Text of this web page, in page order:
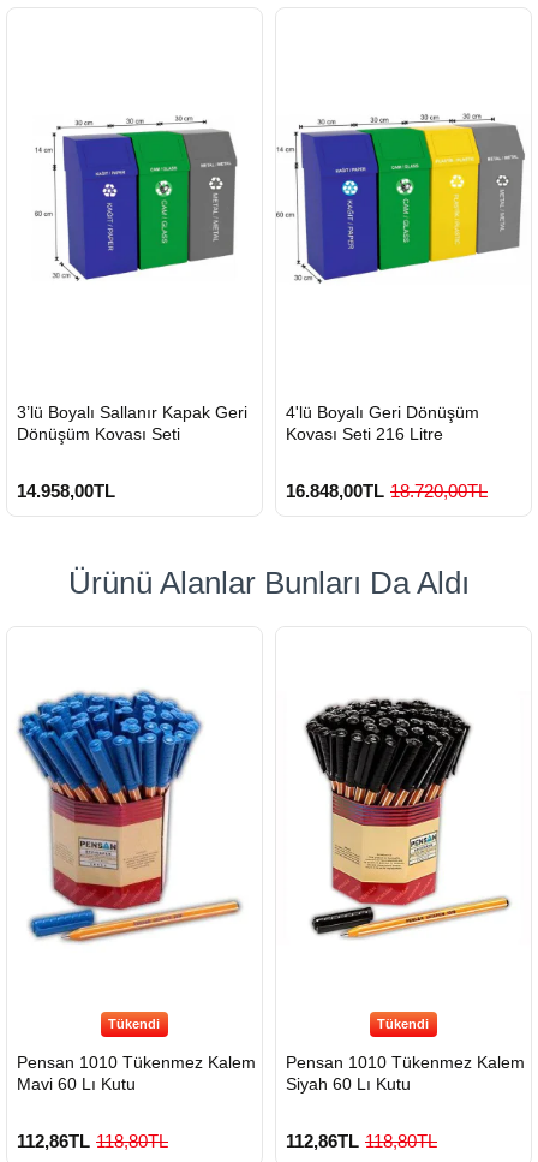
GÖNDERİ
3’lü Boyalı Sallanır Kapak Geri
Dönüşüm Kovası Seti
14.958,00TL
GÖNDERİ
4'lü Boyalı Geri Dönüşüm
Kovası Seti 216 Litre
16.848,00TL 18.720,00TL
Ürünü Alanlar Bunları Da Aldı
Tükendi
Pensan 1010 Tükenmez Kalem
Mavi 60 Lı Kutu
112,86TL 118,80TL
Tükendi
Pensan 1010 Tükenmez Kalem
Siyah 60 Lı Kutu
112,86TL 118,80TL